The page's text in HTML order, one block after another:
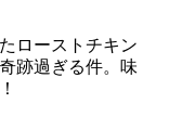
ローストチキン
跡過ぎる件。味